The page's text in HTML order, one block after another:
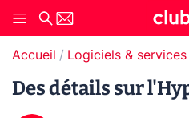
Accueil Logiciels & services
Des détails sur